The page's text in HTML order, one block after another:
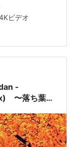
穏な兆しを醸
折現れるスペ
じさせます。
』収録
グレッシ…
ビデオ
-
〜落ち葉色